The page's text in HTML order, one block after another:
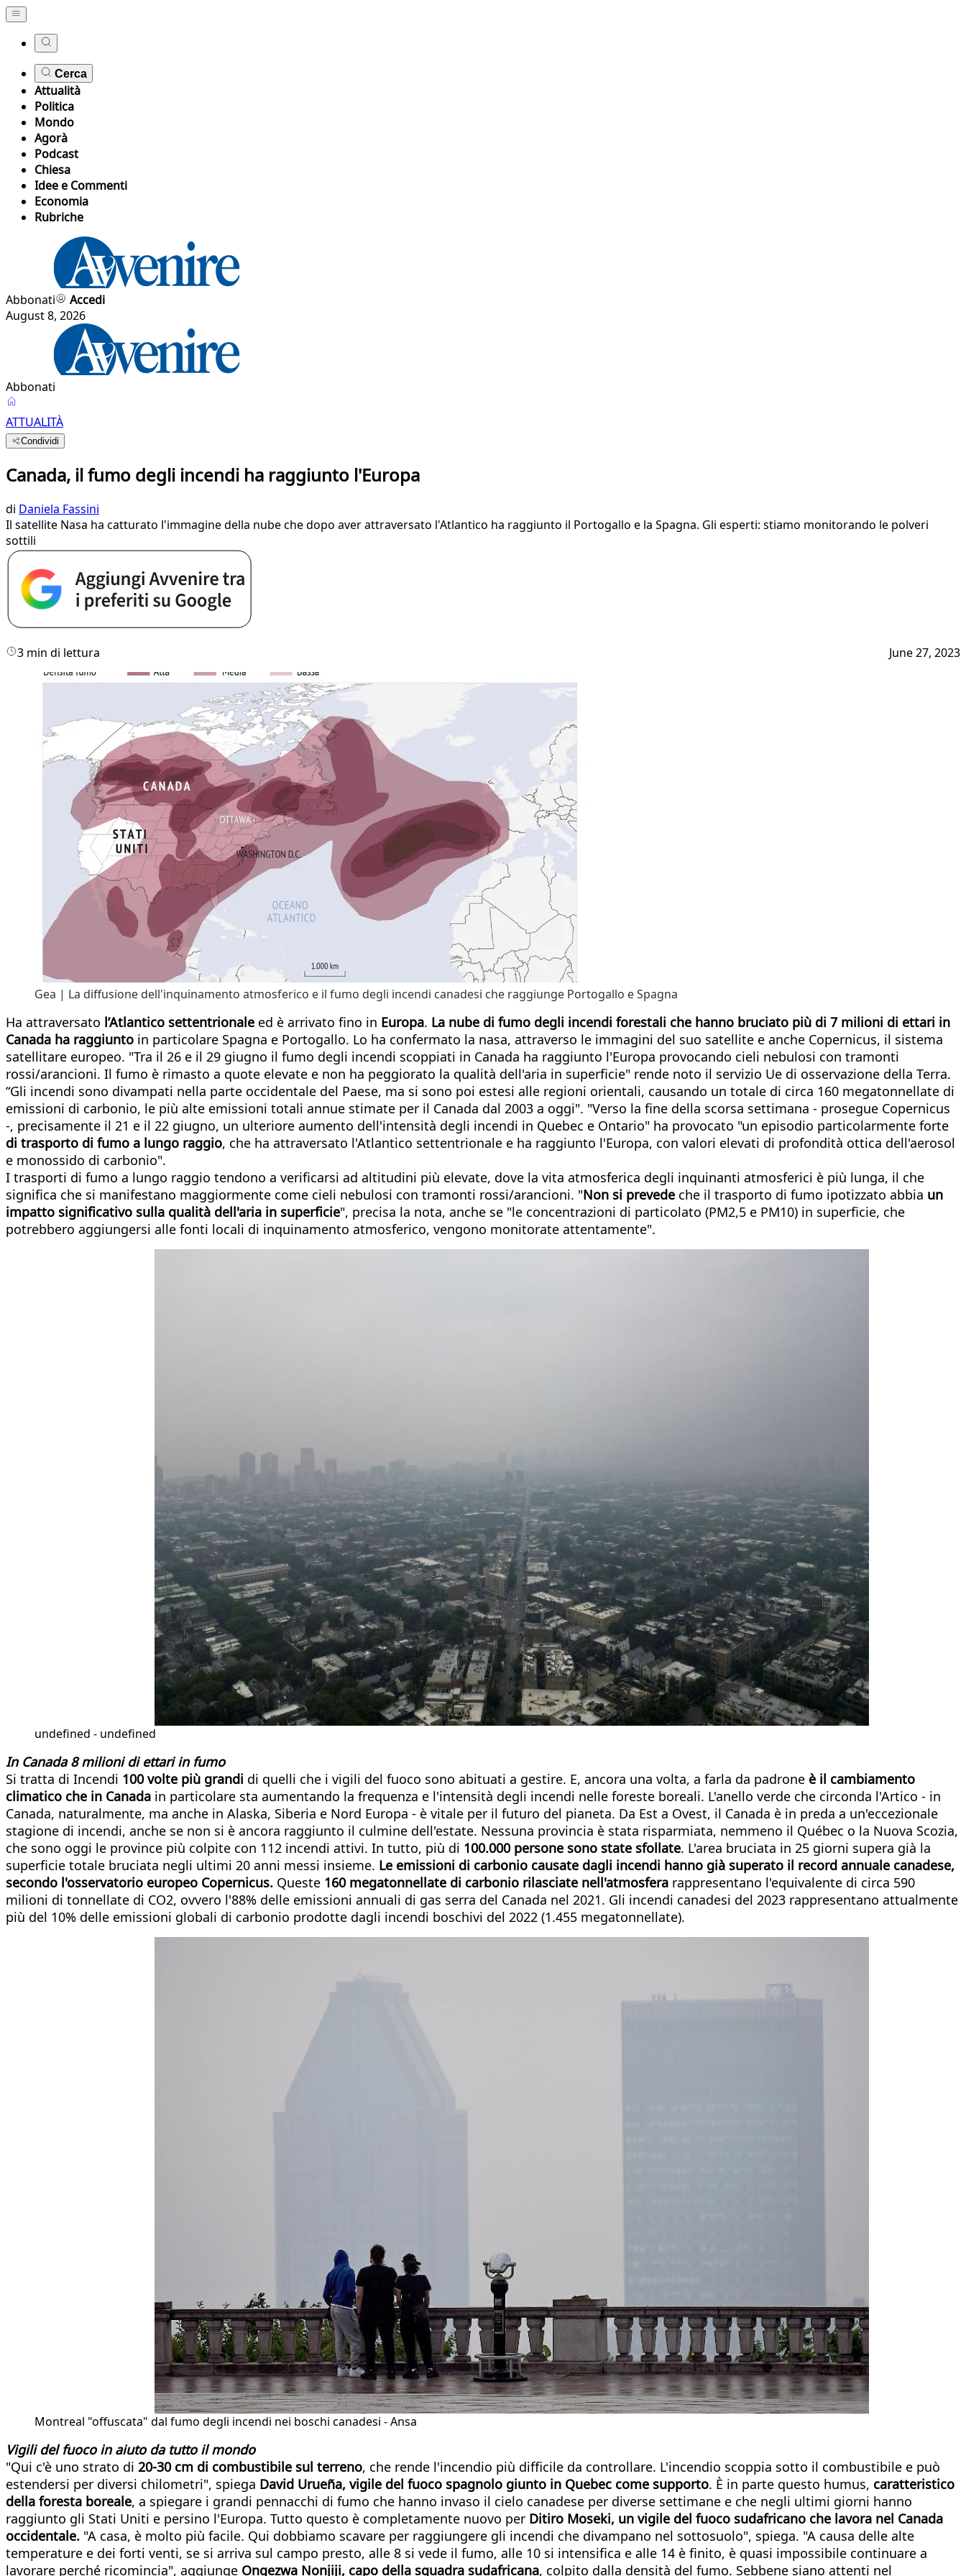
Cerca
Attualità
Politica
Mondo
Agorà
Podcast
Chiesa
Idee e Commenti
Economia
Rubriche
Abbonati
Accedi
August 8, 2026
Abbonati
ATTUALITÀ
Condividi
Canada, il fumo degli incendi ha raggiunto l'Europa
di Daniela Fassini
Il satellite Nasa ha catturato l'immagine della nube che dopo aver attraversato l'Atlantico ha raggiunto il Portogallo e la Spagna. Gli esperti: stiamo monitorando le polveri
sottili
3 min di lettura June 27, 2023
Gea | La diffusione dell'inquinamento atmosferico e il fumo degli incendi canadesi che raggiunge Portogallo e Spagna
Ha attraversato l’Atlantico settentrionale ed è arrivato fino in Europa. La nube di fumo degli incendi forestali che hanno bruciato più di 7 milioni di ettari in
Canada ha raggiunto in particolare Spagna e Portogallo. Lo ha confermato la nasa, attraverso le immagini del suo satellite e anche Copernicus, il sistema
satellitare europeo. "Tra il 26 e il 29 giugno il fumo degli incendi scoppiati in Canada ha raggiunto l'Europa provocando cieli nebulosi con tramonti
rossi/arancioni. Il fumo è rimasto a quote elevate e non ha peggiorato la qualità dell'aria in superficie" rende noto il servizio Ue di osservazione della Terra.
“Gli incendi sono divampati nella parte occidentale del Paese, ma si sono poi estesi alle regioni orientali, causando un totale di circa 160 megatonnellate di
emissioni di carbonio, le più alte emissioni totali annue stimate per il Canada dal 2003 a oggi". "Verso la fine della scorsa settimana - prosegue Copernicus
-, precisamente il 21 e il 22 giugno, un ulteriore aumento dell'intensità degli incendi in Quebec e Ontario" ha provocato "un episodio particolarmente forte
di trasporto di fumo a lungo raggio, che ha attraversato l'Atlantico settentrionale e ha raggiunto l'Europa, con valori elevati di profondità ottica dell'aerosol
e monossido di carbonio".
I trasporti di fumo a lungo raggio tendono a verificarsi ad altitudini più elevate, dove la vita atmosferica degli inquinanti atmosferici è più lunga, il che
significa che si manifestano maggiormente come cieli nebulosi con tramonti rossi/arancioni. "Non si prevede che il trasporto di fumo ipotizzato abbia un
impatto significativo sulla qualità dell'aria in superficie", precisa la nota, anche se "le concentrazioni di particolato (PM2,5 e PM10) in superficie, che
potrebbero aggiungersi alle fonti locali di inquinamento atmosferico, vengono monitorate attentamente".
undefined - undefined
In Canada 8 milioni di ettari in fumo
Si tratta di Incendi 100 volte più grandi di quelli che i vigili del fuoco sono abituati a gestire. E, ancora una volta, a farla da padrone è il cambiamento
climatico che in Canada in particolare sta aumentando la frequenza e l'intensità degli incendi nelle foreste boreali. L'anello verde che circonda l'Artico - in
Canada, naturalmente, ma anche in Alaska, Siberia e Nord Europa - è vitale per il futuro del pianeta. Da Est a Ovest, il Canada è in preda a un'eccezionale
stagione di incendi, anche se non si è ancora raggiunto il culmine dell'estate. Nessuna provincia è stata risparmiata, nemmeno il Québec o la Nuova Scozia,
che sono oggi le province più colpite con 112 incendi attivi. In tutto, più di 100.000 persone sono state sfollate. L'area bruciata in 25 giorni supera già la
superficie totale bruciata negli ultimi 20 anni messi insieme. Le emissioni di carbonio causate dagli incendi hanno già superato il record annuale canadese,
secondo l'osservatorio europeo Copernicus. Queste 160 megatonnellate di carbonio rilasciate nell'atmosfera rappresentano l'equivalente di circa 590
milioni di tonnellate di CO2, ovvero l'88% delle emissioni annuali di gas serra del Canada nel 2021. Gli incendi canadesi del 2023 rappresentano attualmente
più del 10% delle emissioni globali di carbonio prodotte dagli incendi boschivi del 2022 (1.455 megatonnellate).
Montreal "offuscata" dal fumo degli incendi nei boschi canadesi - Ansa
Vigili del fuoco in aiuto da tutto il mondo
"Qui c'è uno strato di 20-30 cm di combustibile sul terreno, che rende l'incendio più difficile da controllare. L'incendio scoppia sotto il combustibile e può
estendersi per diversi chilometri", spiega David Urueña, vigile del fuoco spagnolo giunto in Quebec come supporto. È in parte questo humus, caratteristico
della foresta boreale, a spiegare i grandi pennacchi di fumo che hanno invaso il cielo canadese per diverse settimane e che negli ultimi giorni hanno
raggiunto gli Stati Uniti e persino l'Europa. Tutto questo è completamente nuovo per Ditiro Moseki, un vigile del fuoco sudafricano che lavora nel Canada
occidentale. "A casa, è molto più facile. Qui dobbiamo scavare per raggiungere gli incendi che divampano nel sottosuolo", spiega. "A causa delle alte
temperature e dei forti venti, se si arriva sul campo presto, alle 8 si vede il fumo, alle 10 si intensifica e alle 14 è finito, è quasi impossibile continuare a
lavorare perché ricomincia", aggiunge Ongezwa Nonjiji, capo della squadra sudafricana, colpito dalla densità del fumo. Sebbene siano attenti nel